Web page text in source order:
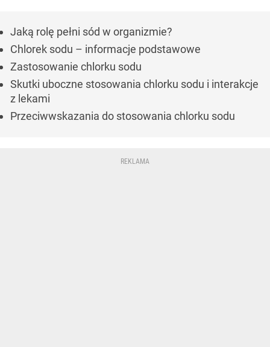
Jaką rolę pełni sód w organizmie?
Chlorek sodu – informacje podstawowe
Zastosowanie chlorku sodu
Skutki uboczne stosowania chlorku sodu i interakcje
z lekami
Przeciwwskazania do stosowania chlorku sodu